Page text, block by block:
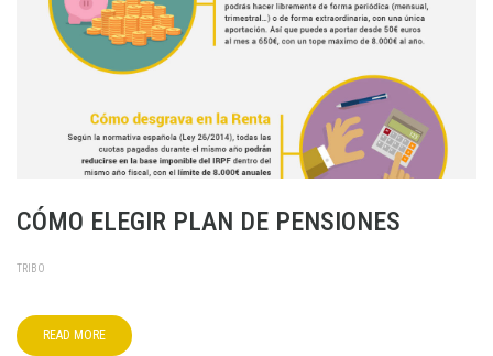
CÓMO ELEGIR PLAN DE PENSIONES
TRIBO
READ MORE